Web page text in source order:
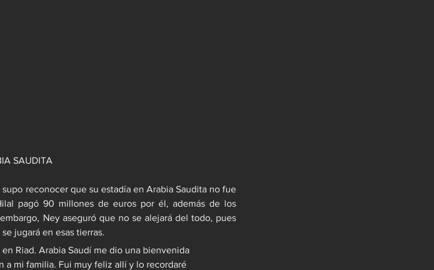
SAUDITA
reconocer que su estadía en Arabia Saudita no fue
pagó 90 millones de euros por él, además de los
Ney aseguró que no se alejará del todo, pues
jugará en esas tierras.
Riad. Arabia Saudí me dio una bienvenida
a mi familia. Fui muy feliz allí y lo recordaré